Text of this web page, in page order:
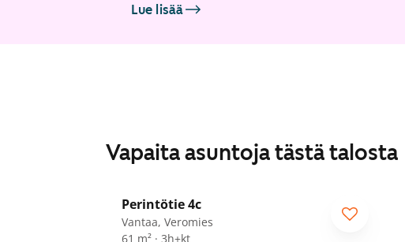
Lue lisää
Vapaita asuntoja tästä talosta
Perintötie 4c
Vantaa, Veromies
61 m² · 3h+kt